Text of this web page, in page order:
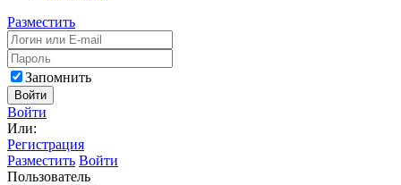
Разместить
Запомнить
Войти
Войти
Или:
Регистрация
Разместить Войти
Пользователь